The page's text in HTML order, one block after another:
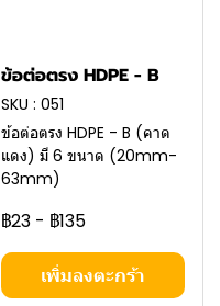
ข้อต่อตรง HDPE - B
SKU : 051
ข้อต่อตรง HDPE - B (คาด
แดง) มี 6 ขนาด (20mm-
63mm)
฿23- ฿135
เพิ่มลงตะกร้า